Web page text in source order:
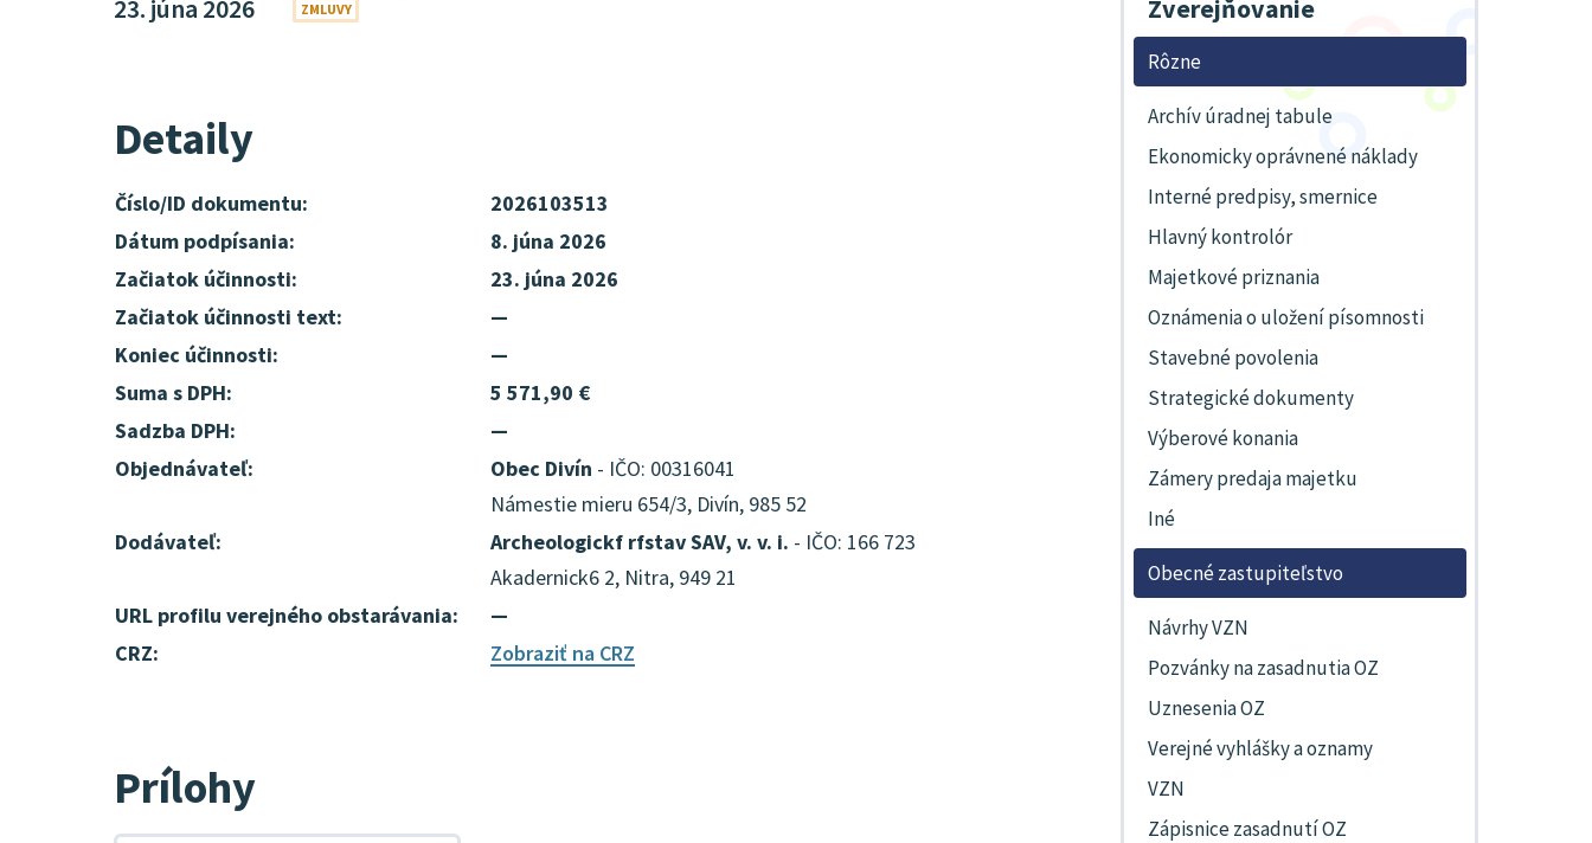
23. júna 2026 ZMLUVY
Detaily
Číslo/ID dokumentu:
2026103513
Dátum podpísania:
8. júna 2026
Začiatok účinnosti:
23. júna 2026
Začiatok účinnosti text:
—
Koniec účinnosti:
—
Suma s DPH:
5 571,90 €
Sadzba DPH:
—
Objednávateľ:
Obec Divín - IČO: 00316041
Námestie mieru 654/3, Divín, 985 52
Dodávateľ:
Archeologickf rfstav SAV, v. v. i. - IČO: 166 723
Akadernick6 2, Nitra, 949 21
URL profilu verejného obstarávania:
—
CRZ:
Zobraziť na CRZ
Prílohy
Zverejňovanie
Rôzne
Archív úradnej tabule
Ekonomicky oprávnené náklady
Interné predpisy, smernice
Hlavný kontrolór
Majetkové priznania
Oznámenia o uložení písomnosti
Stavebné povolenia
Strategické dokumenty
Výberové konania
Zámery predaja majetku
Iné
Obecné zastupiteľstvo
Návrhy VZN
Pozvánky na zasadnutia OZ
Uznesenia OZ
Verejné vyhlášky a oznamy
VZN
Zápisnice zasadnutí OZ